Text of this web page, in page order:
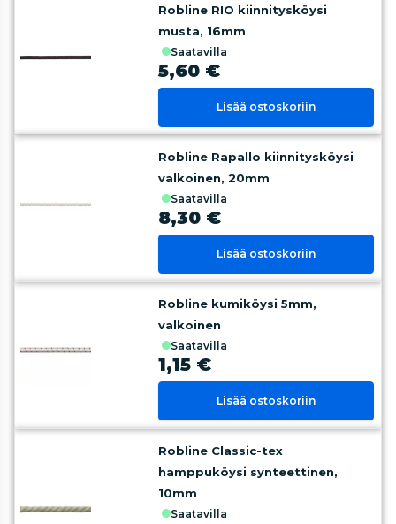
Robline RIO kiinnitysköysi
musta, 16mm
saatavilla
5,60 €
Lisää ostoskoriin
Robline Rapallo kiinnitysköysi
valkoinen, 20mm
saatavilla
8,30 €
Lisää ostoskoriin
Robline kumiköysi 5mm,
valkoinen
saatavilla
1,15 €
Lisää ostoskoriin
Robline Classic-tex
hamppuköysi synteettinen,
10mm
saatavilla